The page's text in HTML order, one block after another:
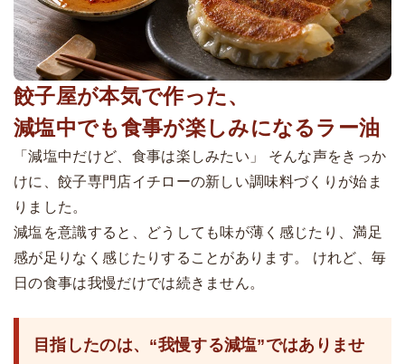
餃子屋が本気で作った、
減塩中でも食事が楽しみになるラー油
「減塩中だけど、食事は楽しみたい」 そんな声をきっか
けに、餃子専門店イチローの新しい調味料づくりが始ま
りました。
減塩を意識すると、どうしても味が薄く感じたり、満足
感が足りなく感じたりすることがあります。 けれど、毎
日の食事は我慢だけでは続きません。
目指したのは、“我慢する減塩”ではありませ